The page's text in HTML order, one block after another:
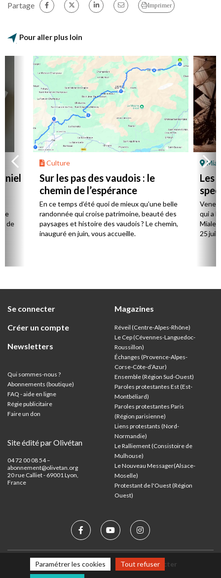
Partage Imprimer
Pour aller plus loin
de
Culture
Sur les pas des vaudois : le
chemin de l’espérance
En ce temps d’été quoi de mieux qu’une belle
randonnée qui croise patrimoine, beauté des
paysages et histoire des vaudois ? Le chemin,
inauguré en juin, vous accueille.
Les
qui a
25
Se connecter
Créer un compte
Newsletters
Qui sommes-nous ?
Abonnements (boutique)
FAQ - aide en ligne
Régie publicitaire
Faire un don
Site édité par Olivétan
04 72 00 08 54 –
abonnement@olivetan.org
20 rue Calliet - 69001 Lyon,
France
Magazines
Réveil (Centre-Alpes-Rhône)
Le Cep (Cévennes-Languedoc-
Roussillon)
Échanges (Provence-Alpes-
Corse-Côte-d’Azur)
Ensemble (Région Sud-Ouest)
Paroles protestantes Est (Est-
Montbéliard)
Paroles protestantes Paris
(Région parisienne)
Liens protestants (Nord-
Normandie)
Le Ralliement (Consistoire de
Mulhouse)
Le Nouveau Messager(Alsace-
Moselle)
Protestant de l'Ouest (Région
Ouest)
Mentions légales Nous contacter
Paramétrer les cookies
Tout refuser